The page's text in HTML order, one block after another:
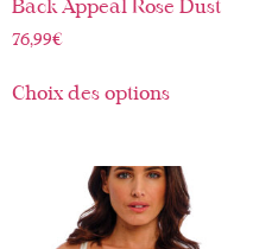
Back Appeal Rose Dust
76,99€
Choix des options